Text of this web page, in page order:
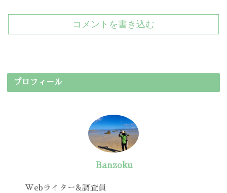
コメントを書き込む
プロフィール
Banzoku
Webライター&調査員